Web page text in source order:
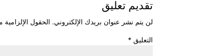
تقديم تعليق
لن يتم نشر عنوان بريدك الإلكتروني. الحقول الإلزامية
التعليق *